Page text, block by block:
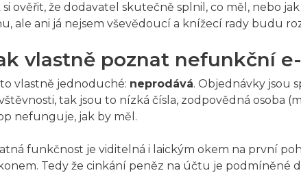
si ověřit, že dodavatel skutečně splnil, co měl, nebo
ale ani já nejsem vševědoucí a knížecí rady budu
vlastně poznat nefunkční
vlastně jednoduché: neprodává. Objednávky jsou
tak jsou to nízká čísla, zodpovědná osoba
nefunguje, jak by měl.
funkčnost je viditelná i laickým okem na první
Tedy že cinkání peněz na účtu je podmíněné